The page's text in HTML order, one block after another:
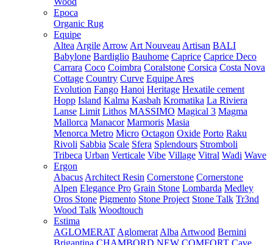
Epoca
Organic Rug
Equipe
Altea Argile Arrow Art Nouveau Artisan BALI
Babylone Bardiglio Bauhome Caprice Caprice Deco
Carrara Coco Coimbra Coralstone Corsica Costa Nova
Cottage Country Curve Equipe Ares
Evolution Fango Hanoi Heritage Hexatile cement
Hopp Island Kalma Kasbah Kromatika La Riviera
Lanse Limit Lithos MASSIMO Magical 3 Magma
Mallorca Manacor Marmoris Masia
Menorca Metro Micro Octagon Oxide Porto Raku
Rivoli Sabbia Scale Sfera Splendours Stromboli
Tribeca Urban Verticale Vibe Village Vitral Wadi Wave
Ergon
Abacus Architect Resin Cornerstone Cornerstone
Alpen Elegance Pro Grain Stone Lombarda Medley
Oros Stone Pigmento Stone Project Stone Talk Tr3nd
Wood Talk Woodtouch
Estima
AGLOMERAT Aglomerat Alba Artwood Bernini